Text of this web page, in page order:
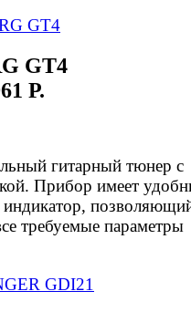
GT4
Р.
гитарный тюнер с
Прибор имеет
требуемые параметры